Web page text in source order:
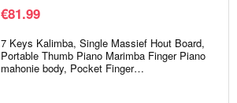
€81.99
7 Keys Kalimba, Single Massief Hout Board,
Portable Thumb Piano Marimba Finger Piano
mahonie body, Pocket Finger…